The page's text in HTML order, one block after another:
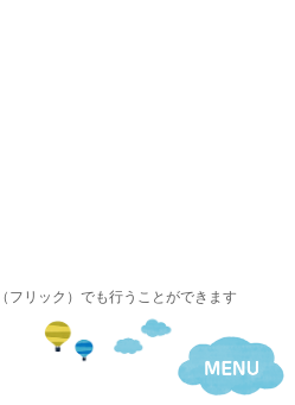
フリック）でも行うことができます